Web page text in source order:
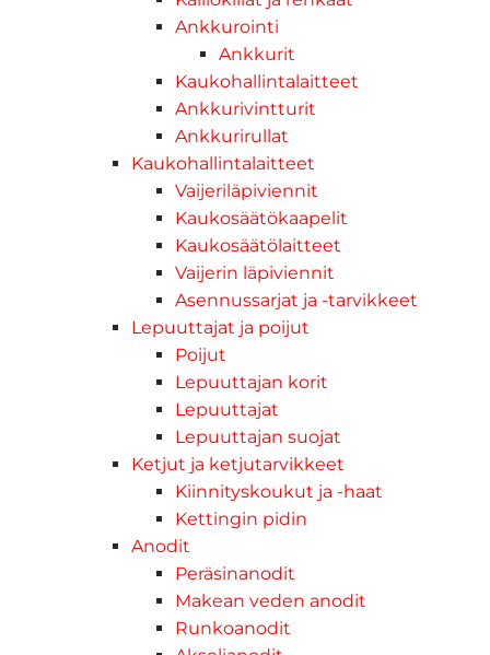
Ankkurointi
Ankkurit
Kaukohallintalaitteet
Ankkurivintturit
Ankkurirullat
Kaukohallintalaitteet
Vaijeriläpiviennit
Kaukosäätökaapelit
Kaukosäätölaitteet
Vaijerin läpiviennit
Asennussarjat ja -tarvikkeet
Lepuuttajat ja poijut
Poijut
Lepuuttajan korit
Lepuuttajat
Lepuuttajan suojat
Ketjut ja ketjutarvikkeet
Kiinnityskoukut ja -haat
Kettingin pidin
Anodit
Peräsinanodit
Makean veden anodit
Runkoanodit